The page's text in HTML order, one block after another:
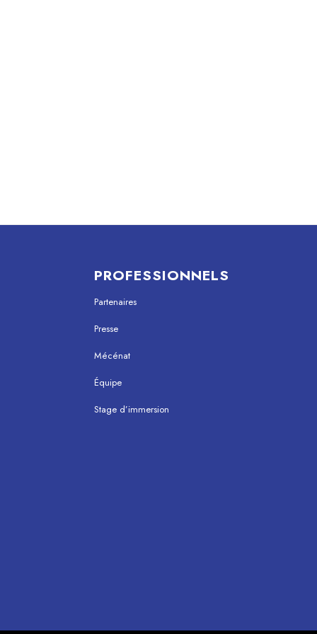
PROFESSIONNELS
Partenaires
Presse
Mécénat
Équipe
Stage d’immersion